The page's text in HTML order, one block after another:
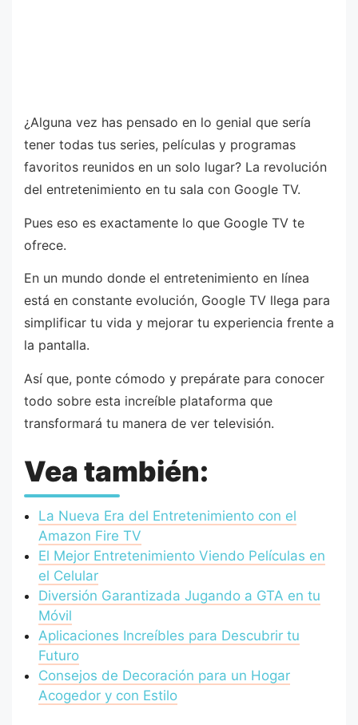
¿Alguna vez has pensado en lo genial que sería
tener todas tus series, películas y programas
favoritos reunidos en un solo lugar? La revolución
del entretenimiento en tu sala con Google TV.
Pues eso es exactamente lo que Google TV te
ofrece.
En un mundo donde el entretenimiento en línea
está en constante evolución, Google TV llega para
simplificar tu vida y mejorar tu experiencia frente a
la pantalla.
Así que, ponte cómodo y prepárate para conocer
todo sobre esta increíble plataforma que
transformará tu manera de ver televisión.
Vea también:
La Nueva Era del Entretenimiento con el
Amazon Fire TV
El Mejor Entretenimiento Viendo Películas en
el Celular
Diversión Garantizada Jugando a GTA en tu
Móvil
Aplicaciones Increíbles para Descubrir tu
Futuro
Consejos de Decoración para un Hogar
Acogedor y con Estilo